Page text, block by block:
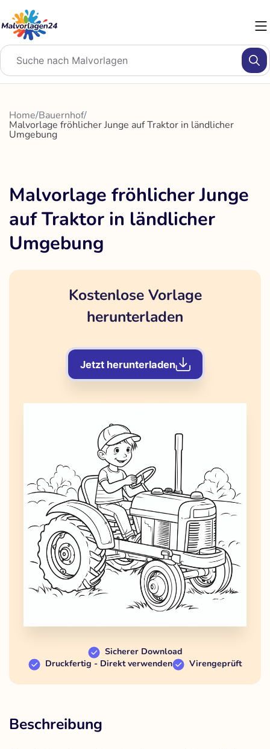
Inhalt
springen
Home/Bauernhof/
Malvorlage fröhlicher Junge auf Traktor in ländlicher
Umgebung
Malvorlage fröhlicher Junge
auf Traktor in ländlicher
Umgebung
Kostenlose Vorlage
herunterladen
Jetzt herunterladen
Sicherer Download
Druckfertig - Direkt verwenden
Virengeprüft
Beschreibung